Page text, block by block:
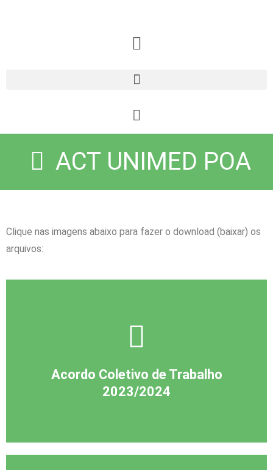
ACT UNIMED POA
Clique nas imagens abaixo para fazer o download (baixar) os
arquivos:
Acordo Coletivo de Trabalho
2023/2024